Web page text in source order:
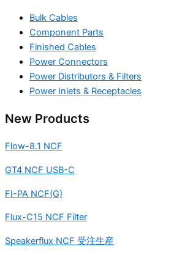
Bulk Cables
Component Parts
Finished Cables
Power Connectors
Power Distributors & Filters
Power Inlets & Receptacles
New Products
Flow-8.1 NCF
GT4 NCF USB-C
FI-PA NCF(G)
Flux-C15 NCF Filter
Speakerflux NCF 受注生産